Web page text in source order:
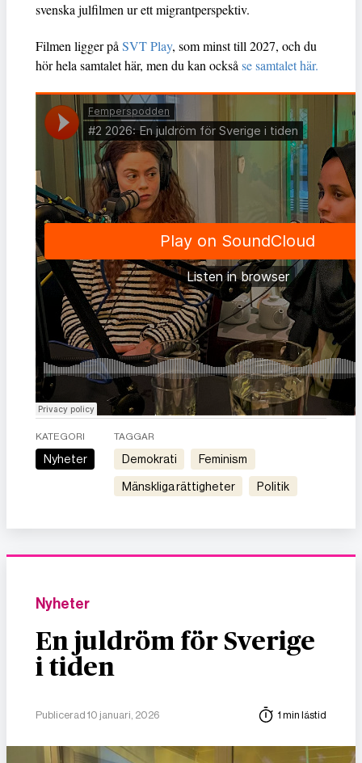
svenska julfilmen ur ett migrantperspektiv.
Filmen ligger påSVT Play, som minst till 2027, och du
hör hela samtalet här, men du kan ocksåse samtalet här.
KATEGORI
Nyheter
TAGGAR
demokrati feminism
mänskliga rättigheter politik
Nyheter
En juldröm för Sverige
i tiden
Publicerad 10 januari, 2026 1 min lästid